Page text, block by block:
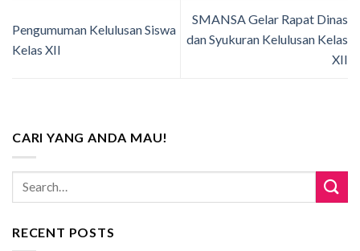
Pengumuman Kelulusan Siswa
Kelas XII
SMANSA Gelar Rapat Dinas
dan Syukuran Kelulusan Kelas
XII
CARI YANG ANDA MAU!
RECENT POSTS